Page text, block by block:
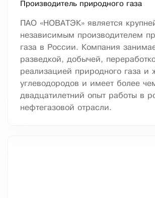
Производитель природного газа
ПАО «НОВАТЭК» является
независимым производителем
газа в России. Компания
разведкой, добычей,
реализацией природного газа и
углеводородов и имеет более
двадцатилетний опыт работы в
нефтегазовой отрасли.